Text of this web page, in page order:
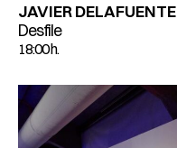
JAVIER DELAFUENTE
Desfile
18:00 h.